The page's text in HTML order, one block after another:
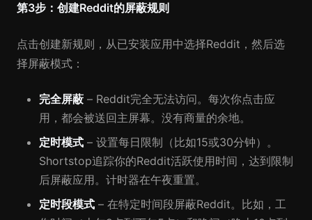
第3步：创建Reddit的屏蔽规则
点击创建新规则，从已安装应用中选择Reddit，然后选
择屏蔽模式：
完全屏蔽 – Reddit完全无法访问。每次你点击应
用，都会被送回主屏幕。没有商量的余地。
定时模式 – 设置每日限制（比如15或30分钟）。
Shortstop追踪你的Reddit活跃使用时间，达到限制
后屏蔽应用。计时器在午夜重置。
定时段模式 – 在特定时间段屏蔽Reddit。比如，工